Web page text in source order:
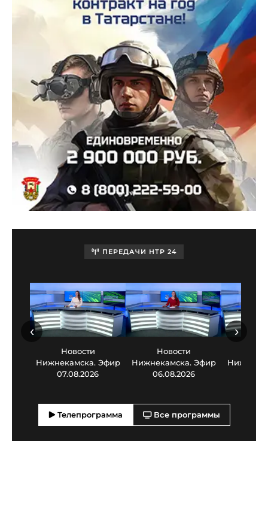
ПЕРЕДАЧИ НТР 24
Новости
Нижнекамска. Эфир
07.08.2026
Новости
Нижнекамска. Эфир
06.08.2026
‹ ›
Телепрограмма Все программы